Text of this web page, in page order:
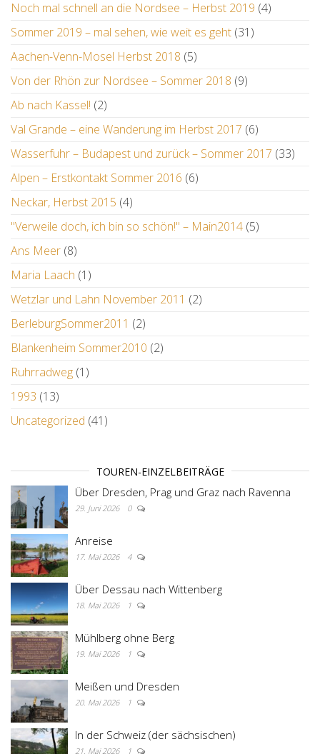
Noch mal schnell an die Nordsee – Herbst 2019 (4)
Sommer 2019 – mal sehen, wie weit es geht (31)
Aachen-Venn-Mosel Herbst 2018 (5)
Von der Rhön zur Nordsee – Sommer 2018 (9)
Ab nach Kassel! (2)
Val Grande – eine Wanderung im Herbst 2017 (6)
Wasserfuhr – Budapest und zurück – Sommer 2017 (33)
Alpen – Erstkontakt Sommer 2016 (6)
Neckar, Herbst 2015 (4)
"Verweile doch, ich bin so schön!" – Main2014 (5)
Ans Meer (8)
Maria Laach (1)
Wetzlar und Lahn November 2011 (2)
BerleburgSommer2011 (2)
Blankenheim Sommer2010 (2)
Ruhrradweg (1)
1993 (13)
Uncategorized (41)
TOUREN-EINZELBEITRÄGE
Über Dresden, Prag und Graz nach Ravenna
29. Juni 2026 0
Anreise
17. Mai 2026 4
Über Dessau nach Wittenberg
18. Mai 2026 1
Mühlberg ohne Berg
19. Mai 2026 1
Meißen und Dresden
20. Mai 2026 1
In der Schweiz (der sächsischen)
21. Mai 2026 1